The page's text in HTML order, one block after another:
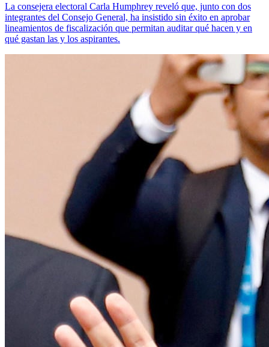
La consejera electoral Carla Humphrey reveló que, junto con dos
integrantes del Consejo General, ha insistido sin éxito en aprobar
lineamientos de fiscalización que permitan auditar qué hacen y en
qué gastan las y los aspirantes.